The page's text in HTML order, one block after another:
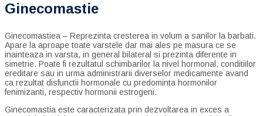
Ginecomastie
Ginecomastiea – Reprezinta cresterea in volum a sanilor la barbati.
Apare la aproape toate varstele dar mai ales pe masura ce se
inainteaza in varsta, in general bilateral si prezinta diferente in
simetrie. Poate fi rezultatul schimbarilor la nivel hormonal, conditiilor
ereditare sau in urma administrarii diverselor medicamente avand
ca rezultat disfunctii hormonale cu predominta hormonilor
fenimizanti, respectiv hormonii estrogeni.
Ginecomastia este caracterizata prin dezvoltarea in exces a